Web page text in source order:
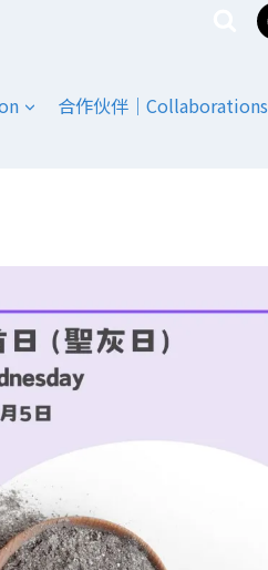
合作伙伴｜Collaborations